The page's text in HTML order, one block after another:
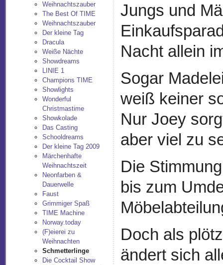
Weihnachtszauber
The Best Of TIME
Weihnachtszauber
Der kleine Tag
Dracula
Weiße Nächte
Showdreams
LINIE 1
Champions TIME
Showlights
Wonderful
Christmastime
Showkolade
Das Casting
Schooldreams
Der kleine Tag 2009
Märchenhafte
Weihnachtszeit
Neonfarben &
Dauerwelle
Faust
Grimmiger Spaß
TIME Machine
Norway.today
(F)eierei zu
Weihnachten
Schmetterlinge
Die Cocktail Show
Jungs und
Nacht allein
Sogar
weiß keiner
Nur Joey
aber viel zu
Die
bis zum
Doch als
ändert sich